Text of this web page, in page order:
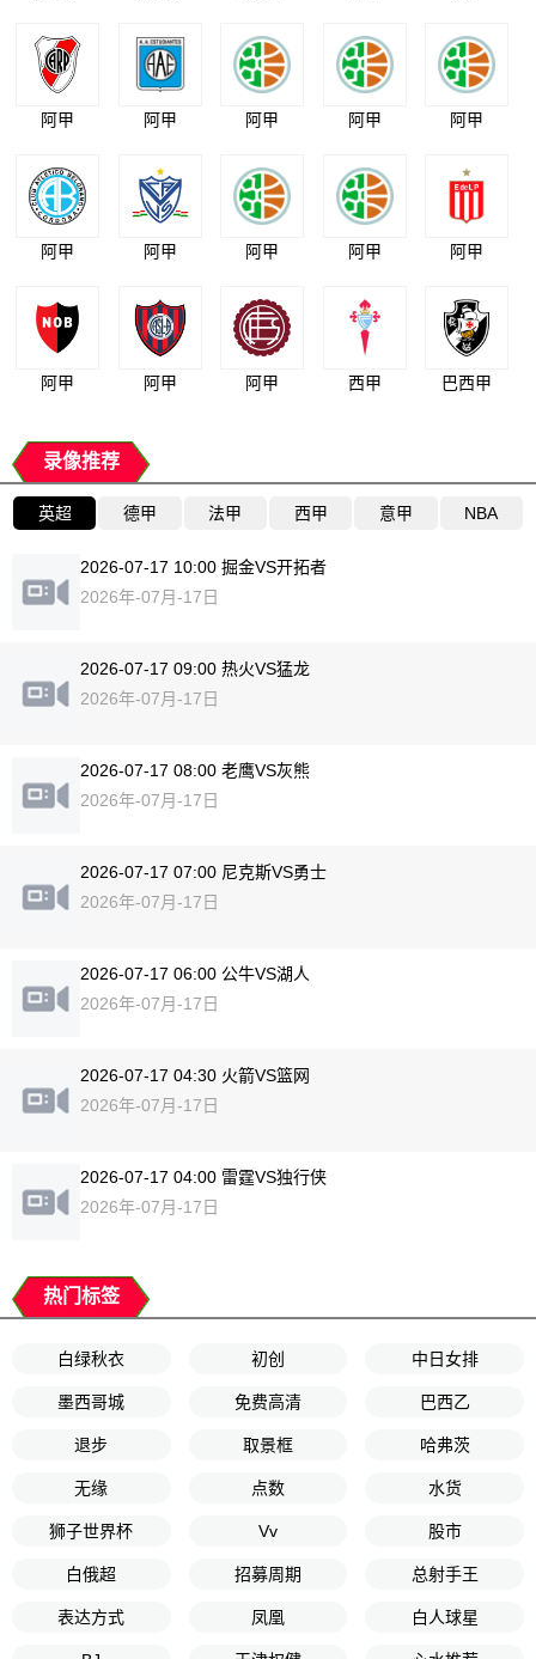
阿甲 阿甲 阿甲 阿甲 阿甲
阿甲 阿甲 阿甲 阿甲 阿甲
阿甲 阿甲 阿甲 西甲 巴西甲
录像推荐
英超 德甲 法甲 西甲 意甲 NBA
2026-07-17 10:00 掘金VS开拓者
2026年-07月-17日
2026-07-17 09:00 热火VS猛龙
2026年-07月-17日
2026-07-17 08:00 老鹰VS灰熊
2026年-07月-17日
2026-07-17 07:00 尼克斯VS勇士
2026年-07月-17日
2026-07-17 06:00 公牛VS湖人
2026年-07月-17日
2026-07-17 04:30 火箭VS篮网
2026年-07月-17日
2026-07-17 04:00 雷霆VS独行侠
2026年-07月-17日
热门标签
白绿秋衣 初创 中日女排
墨西哥城 免费高清 巴西乙
退步 取景框 哈弗茨
无缘 点数 水货
狮子世界杯 Vv 股市
白俄超 招募周期 总射手王
表达方式 凤凰 白人球星